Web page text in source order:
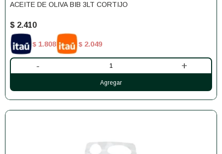
ACEITE DE OLIVA BIB 3LT CORTIJO
$ 2.410
$ 1.808 $ 2.049
- +